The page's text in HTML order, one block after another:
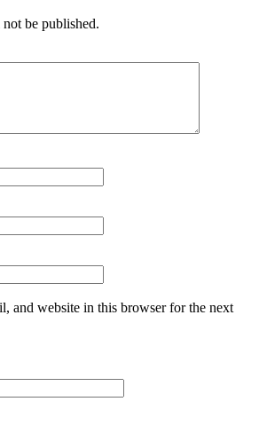
be published.
and website in this browser for the next